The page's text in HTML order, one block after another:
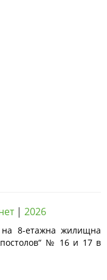
| 2026
на 8-етажна жилищна
№ 16 и 17 в